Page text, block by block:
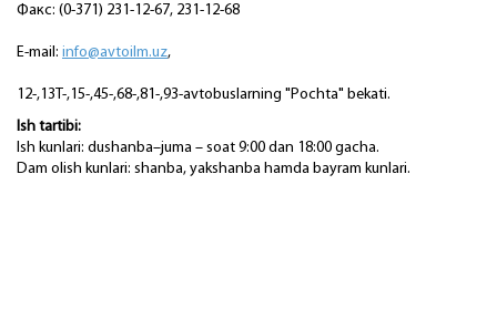
Факс: (0-371) 231-12-67, 231-12-68
E-mail: info@avtoilm.uz,
12-,13T-,15-,45-,68-,81-,93-avtobuslarning "Pochta" bekati.
Ish tartibi:
Ish kunlari: dushanba–juma – soat 9:00 dan 18:00 gacha.
Dam olish kunlari: shanba, yakshanba hamda bayram kunlari.